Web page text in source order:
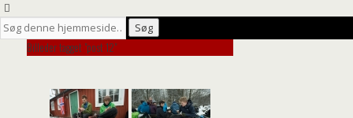
Billeder tagget "post 12"